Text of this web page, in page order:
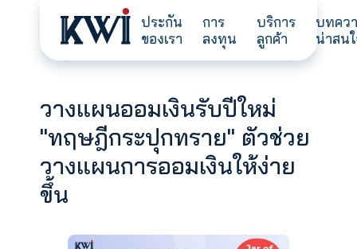
ประกัน
ของเรา
การ
ลงทุน
บริการ
ลูกค้า
วางแผนออมเงินรับปีใหม่
"ทฤษฎีกระปุกทราย" ตัวช่
วางแผนการออมเงินให้ง่าย
ขึ้น